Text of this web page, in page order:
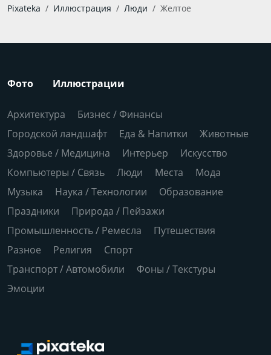
Pixateka Иллюстрация Люди Желтое
Фото Иллюстрации
Архитектура
Бизнес / Финансы
Городской ландшафт
Еда & Напитки
Животные
Здоровье / Медицина
Интерьер
Искусство
Компьютеры / Связь
Люди Места
Мода
Музыка
Наука / Технологии
Образование
Праздники
Природа / Пейзажи
Промышленность / Ремесла
Путешествия
Разное
Религия
Спорт
Транспорт / Автомобили
Фоны / Текстуры
Эмоции